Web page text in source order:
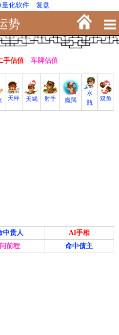
量化软件 复盘
势
手估值 车牌估值
天秤 天蝎 射手 魔羯
水
瓶
双鱼
中贵人
AI手相
问前程 命中债主